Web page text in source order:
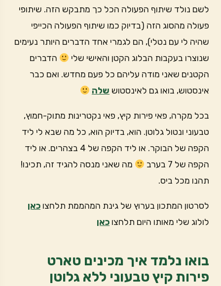
לשם נולד שיתוף הפעולה הכל כך מתבקש הזה. שיתופי
פעולה מהסוג הזה (בדיוק כמו שיתוף הפעולה הכייפי
שהיה לי עם נטלי), הם לגמרי אחד הדברים היותר נעימים
שנוצרו בעקבות הבלוג הקטן והאישי שלי
הדברים
הקטנים שאני מודה עליהם כל פעם מחדש. ואם כבר
אינסטוש, בואו גם לאינסטוש שלה
בכל מקרה, פאי פירות קיץ, פאי נקטרינות מתוק-חמוץ,
טבעוני ונטול גלוטן. הוא, בדיוק הוא, כל מה שבא לי ליד
הקפה של הבוקר. או ליד הקפה של 4 בצהרים. או ליד
הקפה של 7 בערב
מה שאני מנסה להגיד זה, תכינו!
תהנו מכל ביס.
לסרטון המתכון בערוץ של גינת המהממת תלחצו כאן
לולוג שלי מאותו היום תלחצו כאן
בואו נלמד איך מכינים טארט
פירות קיץ טבעוני ללא גלוטן